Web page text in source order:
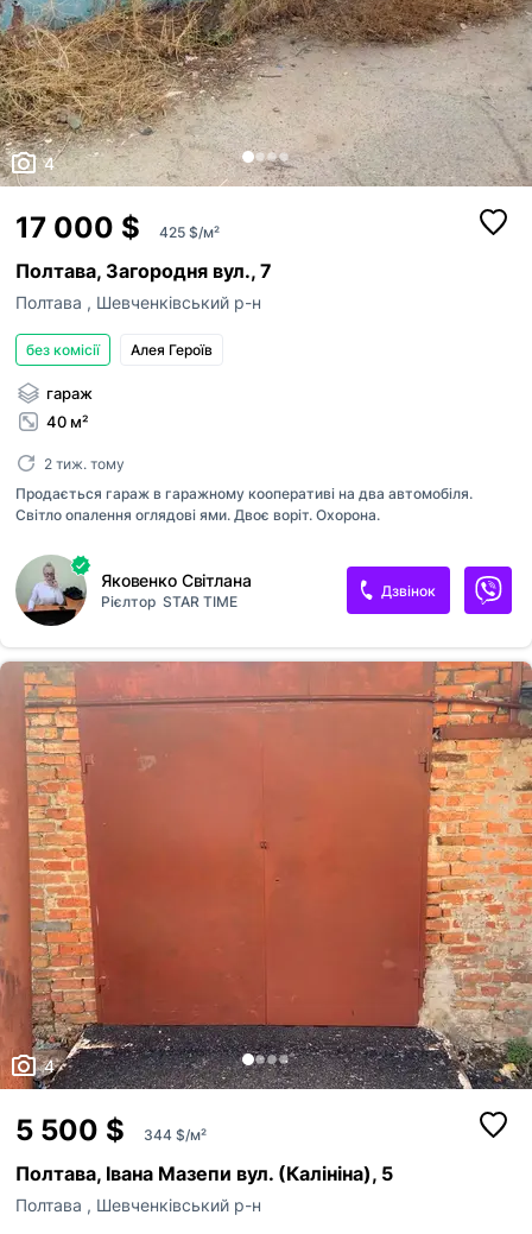
4
17 000 $ 425 $/м²
Полтава, Загородня вул., 7
Полтава , Шевченківський р-н
без комісії Алея Героїв
гараж
40 м²
2 тиж. тому
Продається гараж в гаражному кооперативі на два автомобіля.
Світло опалення оглядові ями. Двоє воріт. Охорона.
Яковенко Світлана
Рієлтор STAR TIME
Дзвінок
4
5 500 $ 344 $/м²
Полтава, Івана Мазепи вул. (Калініна), 5
Полтава , Шевченківський р-н
Поскаржитись